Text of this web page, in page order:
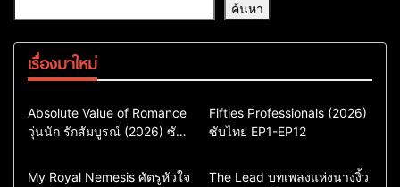
ค้นหา
เรื่องมาใหม่
Comedy
Drama
ซีรี่ย์เกาหลี
ซีรี่ย์เกาหลีพากย์ไทย
Absolute Value of Romance
วุ่นนัก รักสัมบูรณ์ (2026) ซับ
Action & Adventure
Comedy
Drama
ซีรี่ย์เกาหลีซับไทย
Fifties Professionals (2026)
ซับไทย EP1-EP12
Comedy
Drama
My Royal Nemesis ศัตรูหัวใจ
Drama
ซีรี่ย์จีน
The Lead บทเพลงแห่งนางงิ้ว